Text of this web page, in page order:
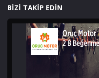
BİZİ TAKİP EDİN